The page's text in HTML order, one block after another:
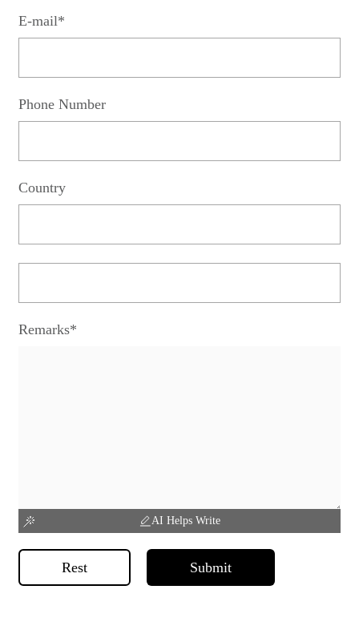
E-mail*
Phone Number
Country
Remarks*
AI Helps Write
Rest Submit